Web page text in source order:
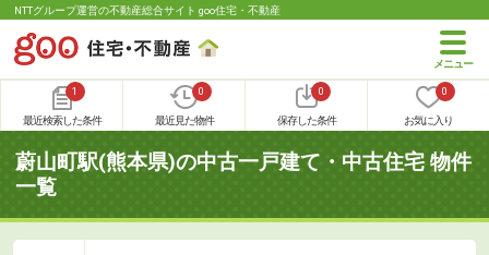
NTTグループ運営の不動産総合サイト goo住宅・不動産
1
最近検索した条件
0
最近見た物件
0
保存した条件
0
お気に入り
蔚山町駅(熊本県)の中古一戸建て・中古住宅 物件
一覧